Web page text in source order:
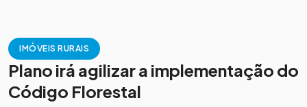
IMÓVEIS RURAIS
Plano irá agilizar a implementação do
Código Florestal